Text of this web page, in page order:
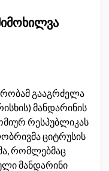
გააგრძელა
მანდარინის
რესპუბლიკას
ციტრუსის
რომლებმაც
მანდარინი